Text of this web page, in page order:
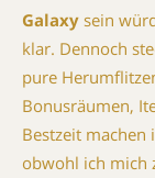
Galaxy sein
klar. Dennoch
pure
Bonusräumen,
Bestzeit machen
obwohl ich mich